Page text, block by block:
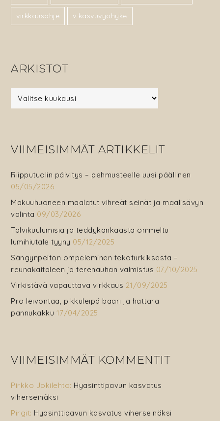
virkkausohje v kasvuvyöhyke
ARKISTOTArkistot
VIIMEISIMMÄT ARTIKKELIT
Riipputuolin päivitys – pehmusteelle uusi päällinen
05/05/2026
Makuuhuoneen maalatut vihreät seinät ja maalisävyn
valinta 09/03/2026
Talvikuulumisia ja teddykankaasta ommeltu
lumihiutale tyyny 05/12/2025
Sängynpeiton ompeleminen tekoturkiksesta –
reunakaitaleen ja terenauhan valmistus 07/10/2025
Virkistävä vapauttava virkkaus 21/09/2025
Pro leivontaa, pikkuleipä baari ja hattara
pannukakku 17/04/2025
VIIMEISIMMÄT KOMMENTIT
Pirkko Jokilehto: Hyasinttipavun kasvatus
viherseinäksi
Pirgit: Hyasinttipavun kasvatus viherseinäksi